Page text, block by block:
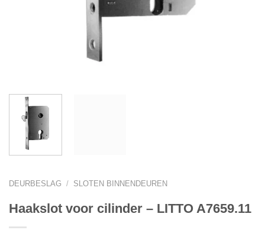
DEURBESLAG / SLOTEN BINNENDEUREN
Haakslot voor cilinder – LITTO A7659.11